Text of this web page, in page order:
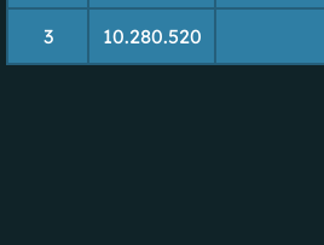
3 10.280.520